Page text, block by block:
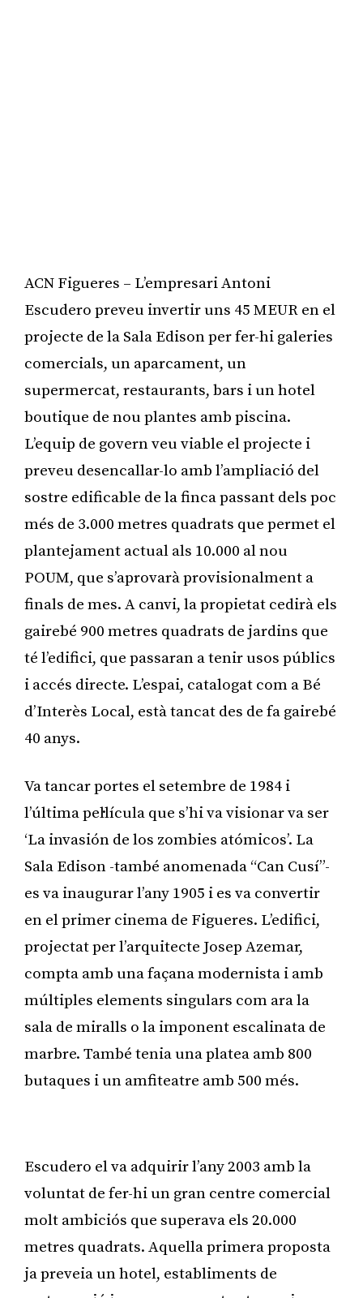
ACN Figueres – L’empresari Antoni
Escudero preveu invertir uns 45 MEUR en el
projecte de la Sala Edison per fer-hi galeries
comercials, un aparcament, un
supermercat, restaurants, bars i un hotel
boutique de nou plantes amb piscina.
L’equip de govern veu viable el projecte i
preveu desencallar-lo amb l’ampliació del
sostre edificable de la finca passant dels poc
més de 3.000 metres quadrats que permet el
plantejament actual als 10.000 al nou
POUM, que s’aprovarà provisionalment a
finals de mes. A canvi, la propietat cedirà els
gairebé 900 metres quadrats de jardins que
té l’edifici, que passaran a tenir usos públics
i accés directe. L’espai, catalogat com a Bé
d’Interès Local, està tancat des de fa gairebé
40 anys.
Va tancar portes el setembre de 1984 i
l’última pel·lícula que s’hi va visionar va ser
‘La invasión de los zombies atómicos’. La
Sala Edison -també anomenada “Can Cusí”-
es va inaugurar l’any 1905 i es va convertir
en el primer cinema de Figueres. L’edifici,
projectat per l’arquitecte Josep Azemar,
compta amb una façana modernista i amb
múltiples elements singulars com ara la
sala de miralls o la imponent escalinata de
marbre. També tenia una platea amb 800
butaques i un amfiteatre amb 500 més.
Escudero el va adquirir l’any 2003 amb la
voluntat de fer-hi un gran centre comercial
molt ambiciós que superava els 20.000
metres quadrats. Aquella primera proposta
ja preveia un hotel, establiments de